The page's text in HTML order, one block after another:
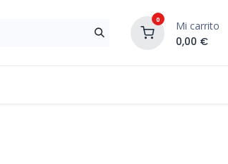
0 Mi carrito
0,00 €